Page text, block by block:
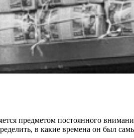
предметом постоянного
в какие времена он был